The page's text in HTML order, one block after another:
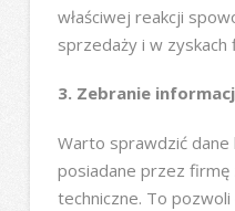
właściwej reakcji
sprzedaży i w zyskach
3. Zebranie
Warto sprawdzić
posiadane przez
techniczne. To